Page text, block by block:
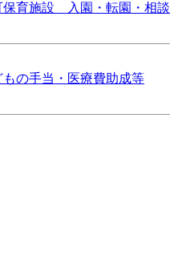
保育施設 入園・転園・相談
もの手当・医療費助成等